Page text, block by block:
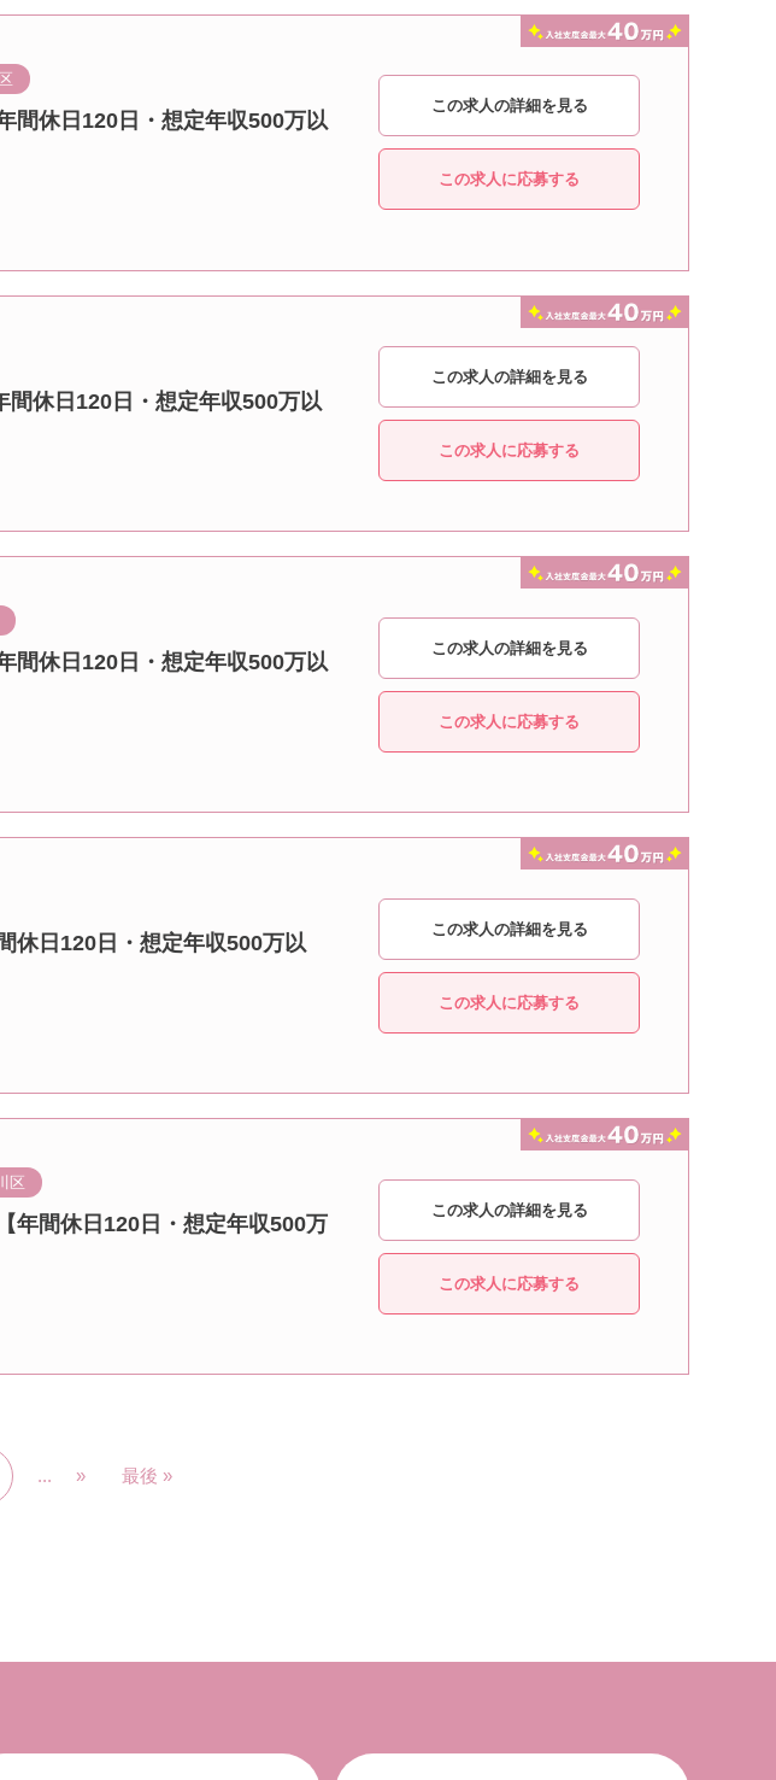
間休日120日・想定年収500万以
この求人の詳細を見る
この求人に応募する
休日120日・想定年収500万以
この求人の詳細を見る
この求人に応募する
間休日120日・想定年収500万以
この求人の詳細を見る
この求人に応募する
休日120日・想定年収500万以
この求人の詳細を見る
この求人に応募する
区
年間休日120日・想定年収500万
この求人の詳細を見る
この求人に応募する
... » 最後 »